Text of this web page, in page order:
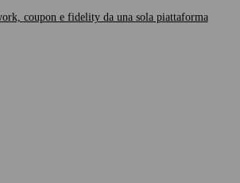
coupon e fidelity da una sola piattaforma